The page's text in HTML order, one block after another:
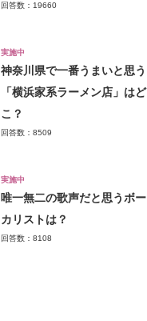
回答数：19660
実施中
神奈川県で一番うまいと思う
「横浜家系ラーメン店」はど
こ？
回答数：8509
実施中
唯一無二の歌声だと思うボー
カリストは？
回答数：8108